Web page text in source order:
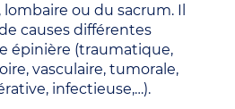
ou du sacrum. Il
causes différentes
épinière (traumatique,
vasculaire, tumorale,
infectieuse,…).